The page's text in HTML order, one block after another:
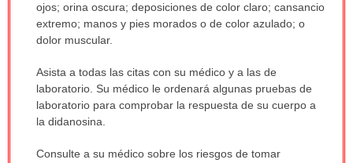
ojos; orina oscura; deposiciones de color claro; cansancio
extremo; manos y pies morados o de color azulado; o
dolor muscular.
Asista a todas las citas con su médico y a las de
laboratorio. Su médico le ordenará algunas pruebas de
laboratorio para comprobar la respuesta de su cuerpo a
la didanosina.
Consulte a su médico sobre los riesgos de tomar